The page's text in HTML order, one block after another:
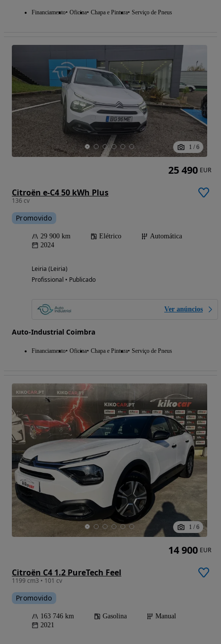
Financiamento Oficina Chapa e Pintura Serviço de Pneus
1 / 6
Citroën e-C4 50 kWh Plus
136 cv
Promovido
29 900 km Elétrico
Automática
2024
Leiria (Leiria)
Profissional • Publicado
Ver anúncios
Auto-Industrial Coimbra
Financiamento Oficina Chapa e Pintura Serviço de Pneus
25 490 EUR
1 / 6
Citroën C4 1.2 PureTech Feel
1199 cm3 • 101 cv
Promovido
163 746 km Gasolina
Manual
2021
14 900 EUR